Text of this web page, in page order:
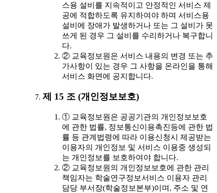
스용 설비를 지속적이고 안정적인 서비스 제
공에 적합하도록 유지하여야 하며 서비스용
설비에 장애가 발생하거나 또는 그 설비가 못
쓰게 된 경우 그 설비를 수리하거나 복구합니
다.
② 교육정보원은 서비스 내용의 변경 또는 추
가사항이 있는 경우 그 사항을 온라인을 통해
서비스 화면에 공지합니다.
제 15 조 (개인정보보호)
① 교육정보원은 공공기관의 개인정보보호
에 관한 법률, 정보통신이용촉진등에 관한 법
률 등 관계법령에 따라 이용신청시 제공받는
이용자의 개인정보 및 서비스 이용중 생성되
는 개인정보를 보호하여야 합니다.
② 교육정보원의 개인정보보호에 관한 관리
책임자는 학술연구정보서비스 이용자 관리
담당 부서장(학술정보본부)이며, 주소 및 연